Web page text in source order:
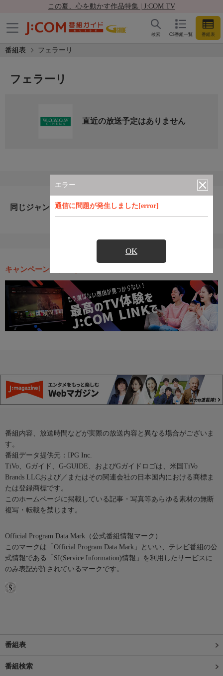
この夏、心を動かす作品特集 | J:COM TV
CS番組一覧 番組表
検索
番組表 フェラーリ
エラー
通信に問題が発生しました[error]
OK
フェラーリ
直近の放送予定はありません
同じジャンルのおすすめ番組
キャンペーン・お得な情報
番組内容、放送時間などが実際の放送内容と異なる場合がございま
す。
番組データ提供元：IPG Inc.
TiVo、Gガイド、G-GUIDE、およびGガイドロゴは、米国TiVo
Brands LLCおよび／またはその関連会社の日本国内における商標ま
たは登録商標です。
このホームページに掲載している記事・写真等あらゆる素材の無断
複写・転載を禁じます。
Official Program Data Mark（公式番組情報マーク）
このマークは「Official Program Data Mark」といい、テレビ番組の公
式情報である「SI(Service Information)情報」を利用したサービスに
のみ表記が許されているマークです。
番組表
番組検索